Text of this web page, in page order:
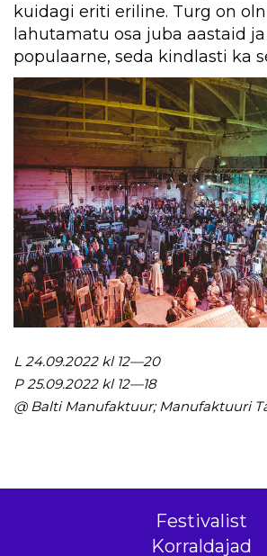
kuidagi eriti eriline. Turg on
lahutamatu osa juba aastaid
populaarne, seda kindlasti ka
L 24.09.2022 kl 12—20
P 25.09.2022 kl 12—18
@ Balti Manufaktuur; Manufaktuuri
Festivalist
Korraldajad